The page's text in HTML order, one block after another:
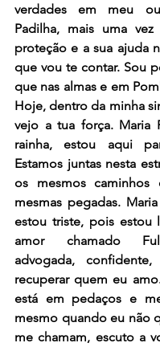
verdades em meu
Padilha, mais uma
proteção e a sua ajuda
que vou te contar. Sou
que nas almas e em
Hoje, dentro da minha
vejo a tua força. Maria
rainha, estou aqui
Estamos juntas nesta
os mesmos caminhos
mesmas pegadas.
estou triste, pois estou
amor chamado
advogada,
recuperar quem eu
está em pedaços e
mesmo quando eu não
me chamam, escuto a